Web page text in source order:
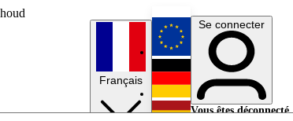
Français
English
Deutsch
Se connecter
Vous êtes déconnecté.